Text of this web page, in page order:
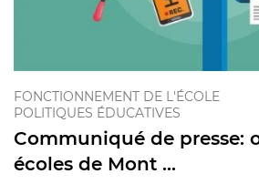
FONCTIONNEMENT DE L'ÉCOLE
POLITIQUES ÉDUCATIVES
Communiqué de presse:
écoles de Mont ...